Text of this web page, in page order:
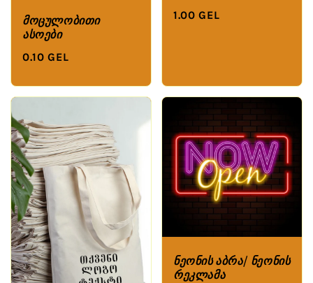
მოცულობითი
ასოები
0.10 GEL
1.00 GEL
ნეონის აბრა/ ნეონის
რეკლამა